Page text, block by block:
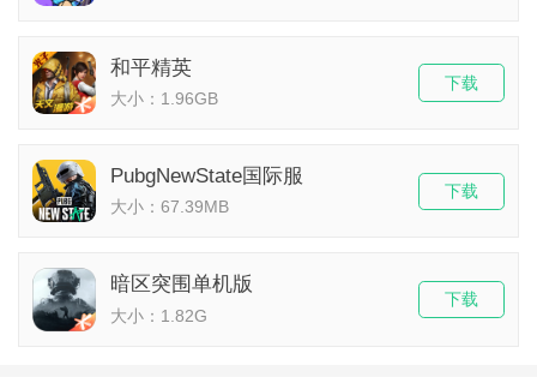
和平精英
大小：1.96GB
下载
PubgNewState国际服
大小：67.39MB
下载
暗区突围单机版
大小：1.82G
下载